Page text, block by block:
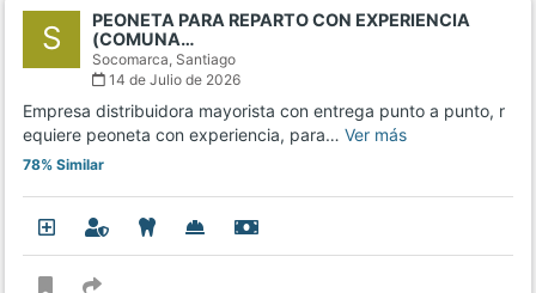
S
PEONETA PARA REPARTO CON EXPERIENCIA
(COMUNA…
Socomarca, Santiago
14 de Julio de 2026
Empresa distribuidora mayorista con entrega punto a punto, r
equiere peoneta con experiencia, para… Ver más
78% Similar